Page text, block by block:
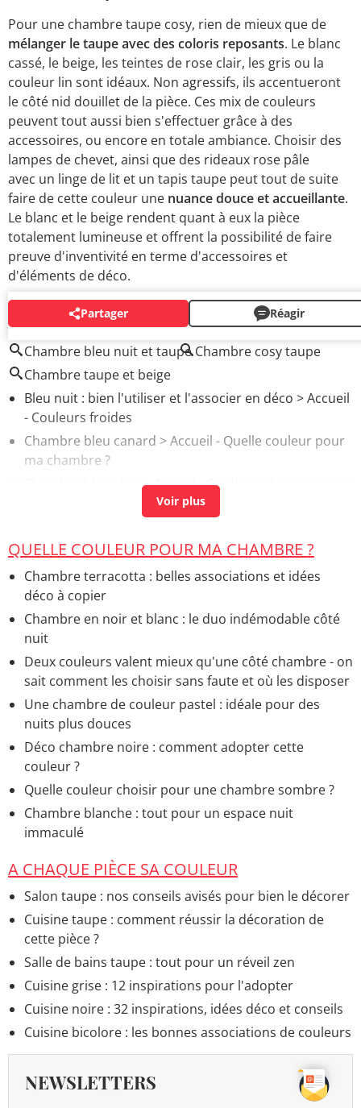
Pour une chambre taupe cosy, rien de mieux que de
mélanger le taupe avec des coloris reposants. Le blanc
cassé, le beige, les teintes de rose clair, les gris ou la
couleur lin sont idéaux. Non agressifs, ils accentueront
le côté nid douillet de la pièce. Ces mix de couleurs
peuvent tout aussi bien s'effectuer grâce à des
accessoires, ou encore en totale ambiance. Choisir des
lampes de chevet, ainsi que des rideaux rose pâle
avec un linge de lit et un tapis taupe peut tout de suite
faire de cette couleur une nuance douce et accueillante.
Le blanc et le beige rendent quant à eux la pièce
totalement lumineuse et offrent la possibilité de faire
preuve d'inventivité en terme d'accessoires et
d'éléments de déco.
Partager Réagir
AUTOUR DU MÊME SUJET
Chambre bleu nuit et taupe Chambre cosy taupe
Chambre taupe et beige
Bleu nuit : bien l'utiliser et l'associer en déco > Accueil
- Couleurs froides
Chambre bleu canard > Accueil - Quelle couleur pour
ma chambre ?
> Accueil - Quelle couleur pour ma
Cuisine blanche mur taupe> Accueil - Quelle couleur
pour ma cuisine ?
QUELLE COULEUR POUR MA CHAMBRE ?
Chambre terracotta : belles associations et idées
déco à copier
Chambre en noir et blanc : le duo indémodable côté
nuit
Deux couleurs valent mieux qu'une côté chambre - on
sait comment les choisir sans faute et où les disposer
Une chambre de couleur pastel : idéale pour des
nuits plus douces
Déco chambre noire : comment adopter cette
couleur ?
Quelle couleur choisir pour une chambre sombre ?
Chambre blanche : tout pour un espace nuit
immaculé
A CHAQUE PIÈCE SA COULEUR
Salon taupe : nos conseils avisés pour bien le décorer
Cuisine taupe : comment réussir la décoration de
cette pièce ?
Salle de bains taupe : tout pour un réveil zen
Cuisine grise : 12 inspirations pour l'adopter
Cuisine noire : 32 inspirations, idées déco et conseils
Cuisine bicolore : les bonnes associations de couleurs
NEWSLETTERS